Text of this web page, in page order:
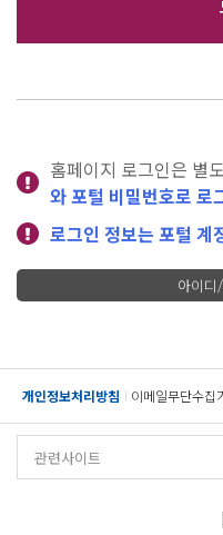
홈페이지 로그인은 별
와 포털 비밀번호로 로
로그인 정보는 포털 계
아이디
개인정보처리방침 이메일무단수집